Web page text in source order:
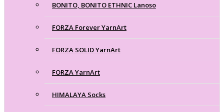
BONITO, BONITO ETHNIC Lanoso
FORZA Forever YarnArt
FORZA SOLID YarnArt
FORZA YarnArt
HIMALAYA Socks